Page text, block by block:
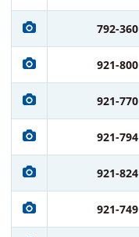
792-360
921-800
921-770
921-794
921-824
921-749